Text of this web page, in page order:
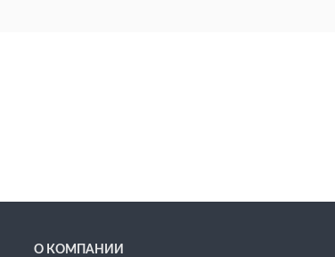
О КОМПАНИИ